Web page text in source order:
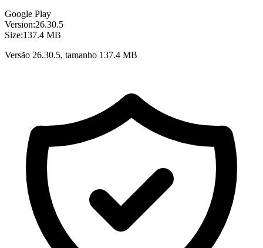
Google Play
Version:26.30.5
Size:137.4 MB
Versão 26.30.5, tamanho 137.4 MB